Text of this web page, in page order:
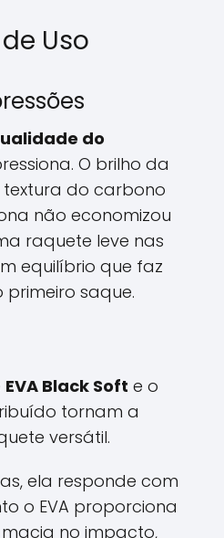
Uso
do
O brilho da
do carbono
não economizou
raquete leve nas
equilíbrio que faz
saque.
EVA Black Soft e o
tornam a
versátil.
ela responde com
o EVA proporciona
no impacto,